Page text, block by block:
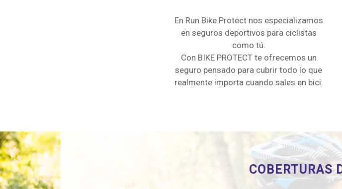
En Run Bike Protect nos especializamos
en seguros deportivos para ciclistas
como tú.
Con BIKE PROTECT te ofrecemos un
seguro pensado para cubrir todo lo que
realmente importa cuando sales en bici.
COBERTURAS